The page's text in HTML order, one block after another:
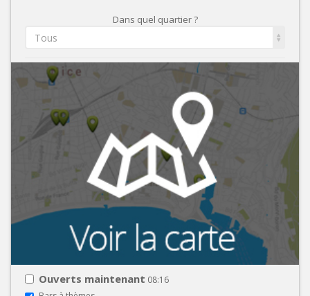
Dans quel quartier ?
Tous
Ouverts maintenant 08:16